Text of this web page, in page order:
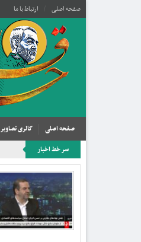
صفحه اصلی ارتباط با ما
صفحه اصلی گالری تصاویر
سر خط اخبار